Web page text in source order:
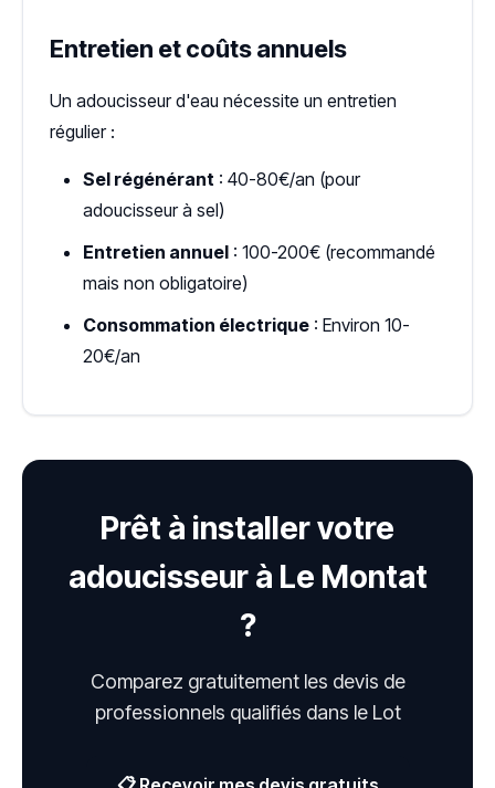
Entretien et coûts annuels
Un adoucisseur d'eau nécessite un entretien
régulier :
Sel régénérant : 40-80€/an (pour
adoucisseur à sel)
Entretien annuel : 100-200€ (recommandé
mais non obligatoire)
Consommation électrique : Environ 10-
20€/an
Prêt à installer votre
adoucisseur à Le Montat
?
Comparez gratuitement les devis de
professionnels qualifiés dans le Lot